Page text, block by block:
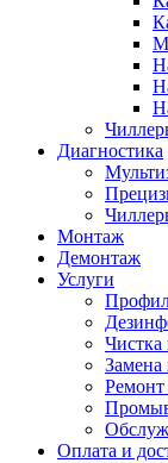
Диагностика
Монтаж
Демонтаж
Услуги
Чистка
Замена
Ремонт
Оплата и